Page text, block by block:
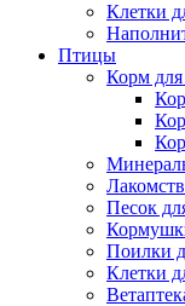
Клетки
Птицы
Корм
Песок
Поилки
Клетки